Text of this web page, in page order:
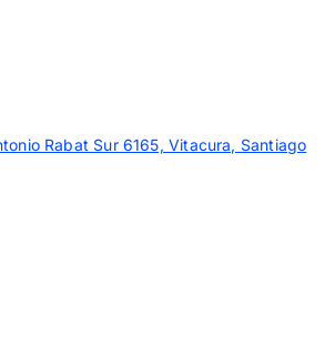
Rabat Sur 6165, Vitacura, Santiago